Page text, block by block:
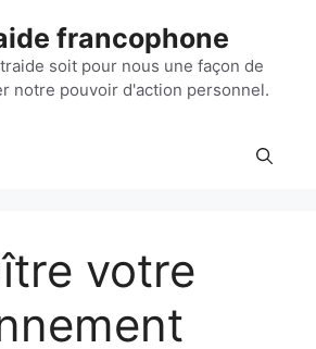
francophone
soit pour nous une façon de
notre pouvoir d'action personnel.
votre